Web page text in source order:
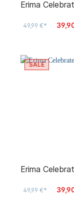
Erima
49,99 €*
SALE
Erima
49,99 €*